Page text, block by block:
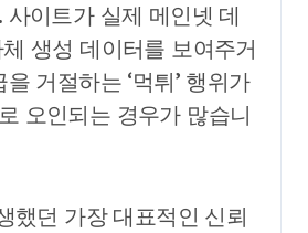
사이트가 실제 메인넷 데
생성 데이터를 보여주거
거절하는 ‘먹튀’ 행위가
오인되는 경우가 많습니
했던 가장 대표적인 신뢰